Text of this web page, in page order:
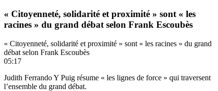
« Citoyenneté, solidarité et proximité » sont « les
racines » du grand débat selon Frank Escoubès
« Citoyenneté, solidarité et proximité » sont « les racines » du grand
débat selon Frank Escoubès
05:17
Judith Ferrando Y Puig résume « les lignes de force » qui traversent
l’ensemble du grand débat.